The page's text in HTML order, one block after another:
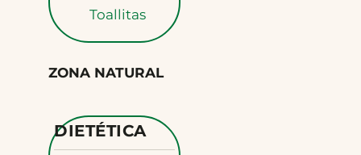
Toallitas
ZONA NATURAL
DIETÉTICA